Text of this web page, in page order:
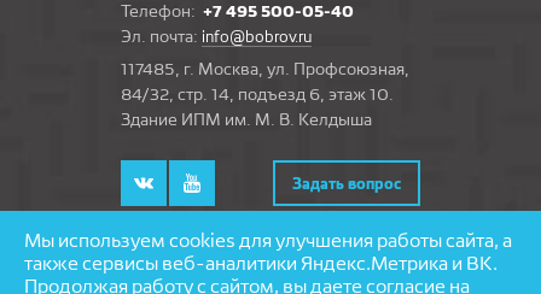
Телефон: +7 495 500-05-40
Эл. почта: info@bobrov.ru
117485, г. Москва, ул. Профсоюзная,
84/32, стр. 14, подъезд 6, этаж 10.
Здание ИПМ им. М. В. Келдыша
Задать вопрос
Мы используем cookies для улучшения работы сайта, а
также сервисы веб-аналитики Яндекс.Метрика и ВК.
Продолжая работу с сайтом, вы даете согласие на